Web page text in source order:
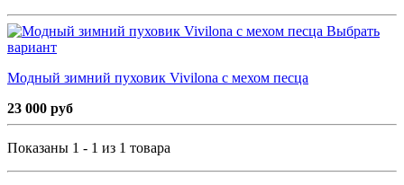
Выбрать
вариант
Модный зимний пуховик Vivilona с мехом песца
23 000 руб
Показаны 1 - 1 из 1 товара